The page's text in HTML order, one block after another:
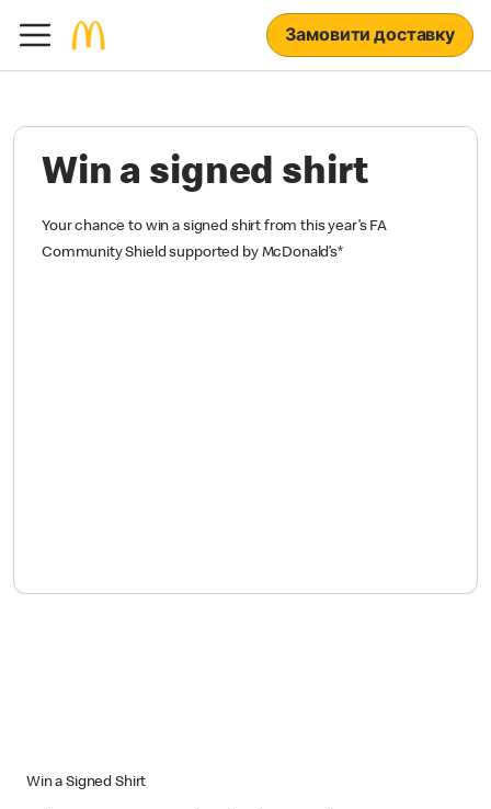
Замовити доставку
Win a signed shirt
Your chance to win a signed shirt from this year’s FA
Community Shield supported by McDonald’s*
Win a Signed Shirt